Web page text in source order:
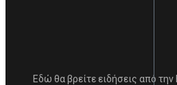
Εδώ θα βρείτε ειδήσεις από